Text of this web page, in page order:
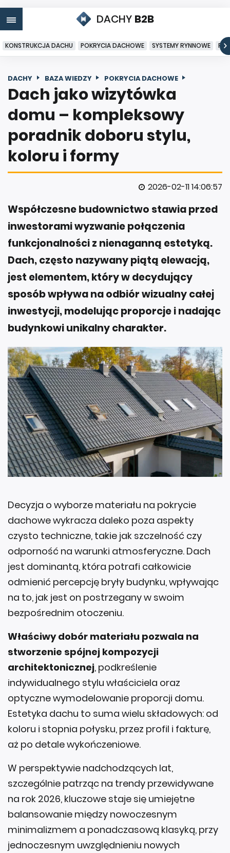
DACHY B2B
KONSTRUKCJA DACHU POKRYCIA DACHOWE SYSTEMY RYNNOWE
DACHY BAZA WIEDZY POKRYCIA DACHOWE
Dach jako wizytówka
domu – kompleksowy
poradnik doboru stylu,
koloru i formy
2026-02-11 14:06:57
Współczesne budownictwo stawia przed
inwestorami wyzwanie połączenia
funkcjonalności z nienaganną estetyką.
Dach, często nazywany piątą elewacją,
jest elementem, który w decydujący
sposób wpływa na odbiór wizualny całej
inwestycji, modelując proporcje i nadając
budynkowi unikalny charakter.
Decyzja o wyborze materiału na pokrycie
dachowe wykracza daleko poza aspekty
czysto techniczne, takie jak szczelność czy
odporność na warunki atmosferyczne. Dach
jest dominantą, która potrafi całkowicie
odmienić percepcję bryły budynku, wpływając
na to, jak jest on postrzegany w swoim
bezpośrednim otoczeniu.
Właściwy dobór materiału pozwala na
stworzenie spójnej kompozycji
architektonicznej, podkreślenie
indywidualnego stylu właściciela oraz
optyczne wymodelowanie proporcji domu.
Estetyka dachu to suma wielu składowych: od
koloru i stopnia połysku, przez profil i fakturę,
aż po detale wykończeniowe.
W perspektywie nadchodzących lat,
szczególnie patrząc na trendy przewidywane
na rok 2026, kluczowe staje się umiejętne
balansowanie między nowoczesnym
minimalizmem a ponadczasową klasyką, przy
jednoczesnym uwzględnieniu nowych